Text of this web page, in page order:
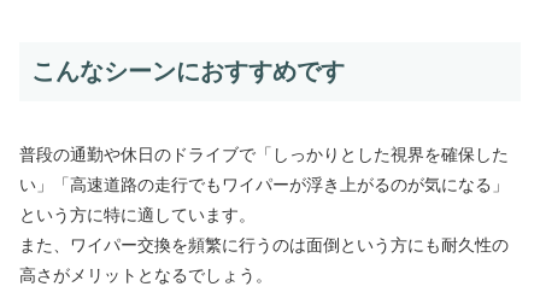
こんなシーンにおすすめです
普段の通勤や休日のドライブで「しっかりとした視界を確保した
い」「高速道路の走行でもワイパーが浮き上がるのが気になる」
という方に特に適しています。
また、ワイパー交換を頻繁に行うのは面倒という方にも耐久性の
高さがメリットとなるでしょう。